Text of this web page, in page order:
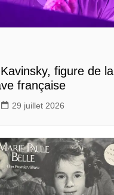
figure de la
française
29 juillet 2026